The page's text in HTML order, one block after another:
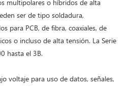
multipolares o híbridos de alta
ser de tipo soldadura,
para PCB, de fibra, coaxiales, de
o incluso de alta tensión. La Serie
hasta el 3B.
voltaje para uso de datos, señales,